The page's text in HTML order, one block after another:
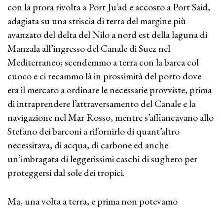
con la prora rivolta a Port Ju’ad e accosto a Port Said,
adagiata su una striscia di terra del margine più
avanzato del delta del Nilo a nord est della laguna di
Manzala all’ingresso del Canale di Suez nel
Mediterraneo; scendemmo a terra con la barca col
cuoco e ci recammo là in prossimità del porto dove
era il mercato a ordinare le necessarie provviste, prima
di intraprendere l’attraversamento del Canale e la
navigazione nel Mar Rosso, mentre s’affiancavano allo
Stefano dei barconi a rifornirlo di quant’altro
necessitava, di acqua, di carbone ed anche
un’imbragata di leggerissimi caschi di sughero per
proteggersi dal sole dei tropici.
Ma, una volta a terra, e prima non potevamo